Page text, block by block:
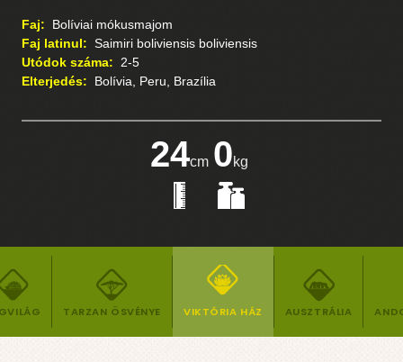
Faj:
Bolíviai mókusmajom
Faj latinul: Saimiri boliviensis boliviensis
Utódok száma:
2-5
Elterjedés:
Bolívia, Peru, Brazília
29cm 0kg
TARZAN ÖSVÉNYE VIKTÓRIA HÁZ AUSZTRÁLIA